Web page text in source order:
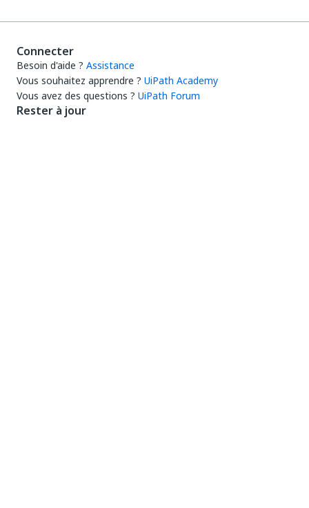
Connecter
Besoin d'aide ? Assistance
Vous souhaitez apprendre ? UiPath Academy
Vous avez des questions ? UiPath Forum
Rester à jour